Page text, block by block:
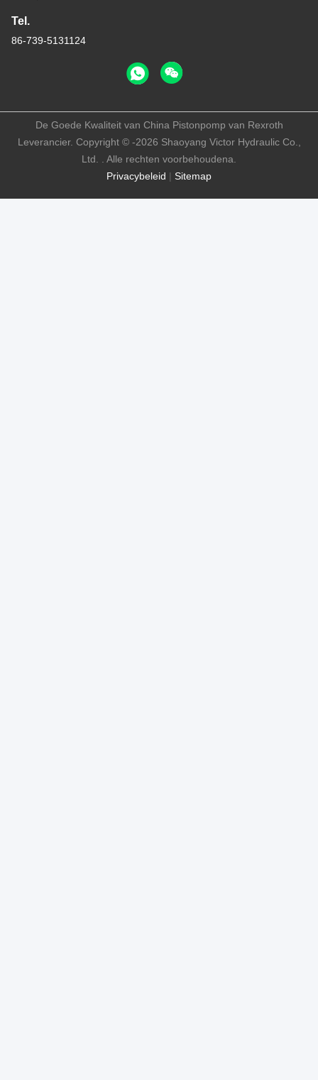
Tel.
86-739-5131124
Privacybeleid | Sitemap
De Goede Kwaliteit van China Pistonpomp van Rexroth
Leverancier. Copyright © -2026 Shaoyang Victor Hydraulic Co.,
Ltd. . Alle rechten voorbehoudena.